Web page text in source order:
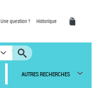
Une question ? Historique
AUTRES RECHERCHES